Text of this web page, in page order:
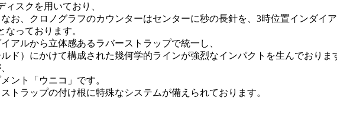
スクを用いており、
お、クロノグラフのカウンターはセンターに秒の長針を、3時位置インダイ
っております。
アルから立体感あるラバーストラップで統一し、
ド）にかけて構成された幾何学的ラインが強烈なインパクトを生んでおりま
ント「ウニコ」です。
トラップの付け根に特殊なシステムが備えられております。